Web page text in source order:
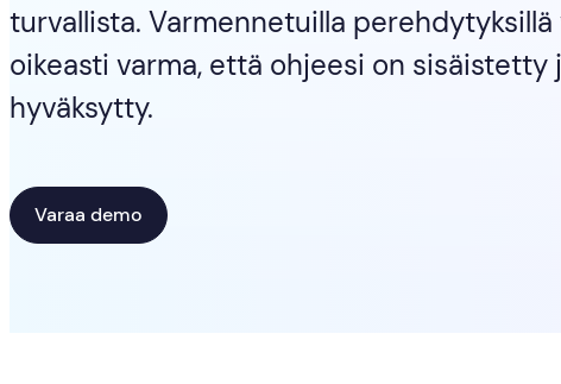
turvallista. Varmennetuilla perehdytyksillä
oikeasti varma, että ohjeesi on sisäistetty
hyväksytty.
Varaa demo